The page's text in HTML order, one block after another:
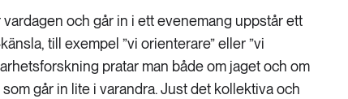
och går in i ett evenemang uppstår ett
till exempel ”vi orienterare” eller ”vi
pratar man både om jaget och om
går in lite i varandra. Just det kollektiva och